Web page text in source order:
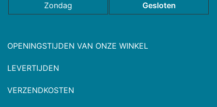
Zondag
Gesloten
OPENINGSTIJDEN VAN ONZE WINKEL
LEVERTIJDEN
VERZENDKOSTEN